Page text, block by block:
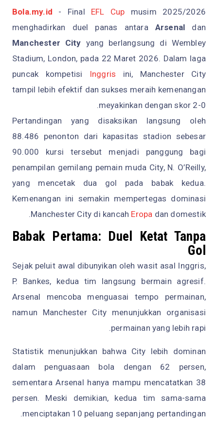
Bola.my.id - Final EFL Cup musim 2025/2026
menghadirkan duel panas antara Arsenal dan
Manchester City yang berlangsung di Wembley
Stadium, London, pada 22 Maret 2026. Dalam laga
puncak kompetisi
Inggris ini, Manchester City
tampil lebih efektif dan sukses meraih kemenangan
meyakinkan dengan skor 2-0.
Pertandingan yang disaksikan langsung oleh
88.486 penonton dari kapasitas stadion sebesar
90.000 kursi tersebut menjadi panggung bagi
penampilan gemilang pemain muda City, N. O’Reilly,
yang mencetak dua gol pada babak kedua.
Kemenangan ini semakin mempertegas dominasi
Manchester City di kancah Eropa dan domestik.
Babak Pertama: Duel Ketat Tanpa
Gol
Sejak peluit awal dibunyikan oleh wasit asal Inggris,
P. Bankes, kedua tim langsung bermain agresif.
Arsenal mencoba menguasai tempo permainan,
namun Manchester City menunjukkan organisasi
permainan yang lebih rapi.
Statistik menunjukkan bahwa City lebih dominan
dalam penguasaan bola dengan 62 persen,
sementara Arsenal hanya mampu mencatatkan 38
persen. Meski demikian, kedua tim sama-sama
menciptakan 10 peluang sepanjang pertandingan.